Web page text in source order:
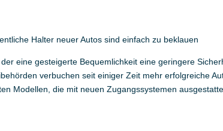
Halter neuer Autos sind einfach zu beklauen
eine gesteigerte Bequemlichkeit eine geringere
verbuchen seit einiger Zeit mehr erfolgreiche
Modellen, die mit neuen Zugangssystemen